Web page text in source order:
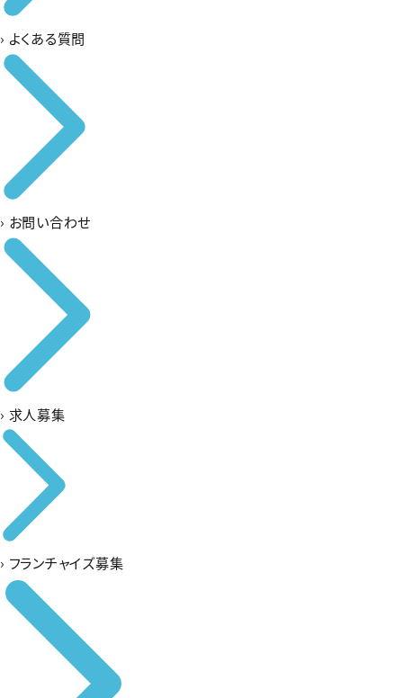
› よくある質問
› お問い合わせ
› 求人募集
› フランチャイズ募集